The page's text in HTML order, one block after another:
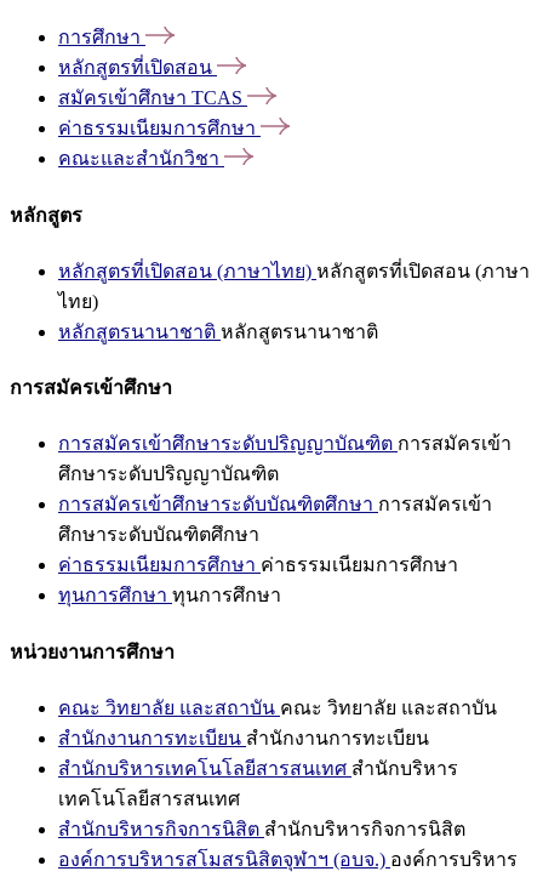
การศึกษา
หลักสูตรที่เปิดสอน
สมัครเข้าศึกษา TCAS
ค่าธรรมเนียมการศึกษา
คณะและสำนักวิชา
หลักสูตร
หลักสูตรที่เปิดสอน (ภาษาไทย) หลักสูตรที่เปิดสอน (ภาษา
ไทย)
หลักสูตรนานาชาติ หลักสูตรนานาชาติ
การสมัครเข้าศึกษา
การสมัครเข้าศึกษาระดับปริญญาบัณฑิต การสมัครเข้า
ศึกษาระดับปริญญาบัณฑิต
การสมัครเข้าศึกษาระดับบัณฑิตศึกษา การสมัครเข้า
ศึกษาระดับบัณฑิตศึกษา
ค่าธรรมเนียมการศึกษา ค่าธรรมเนียมการศึกษา
ทุนการศึกษา ทุนการศึกษา
หน่วยงานการศึกษา
คณะ วิทยาลัย และสถาบัน คณะ วิทยาลัย และสถาบัน
สำนักงานการทะเบียน สำนักงานการทะเบียน
สำนักบริหารเทคโนโลยีสารสนเทศ สำนักบริหาร
เทคโนโลยีสารสนเทศ
สำนักบริหารกิจการนิสิต สำนักบริหารกิจการนิสิต
องค์การบริหารสโมสรนิสิตจุฬาฯ (อบจ.) องค์การบริหาร